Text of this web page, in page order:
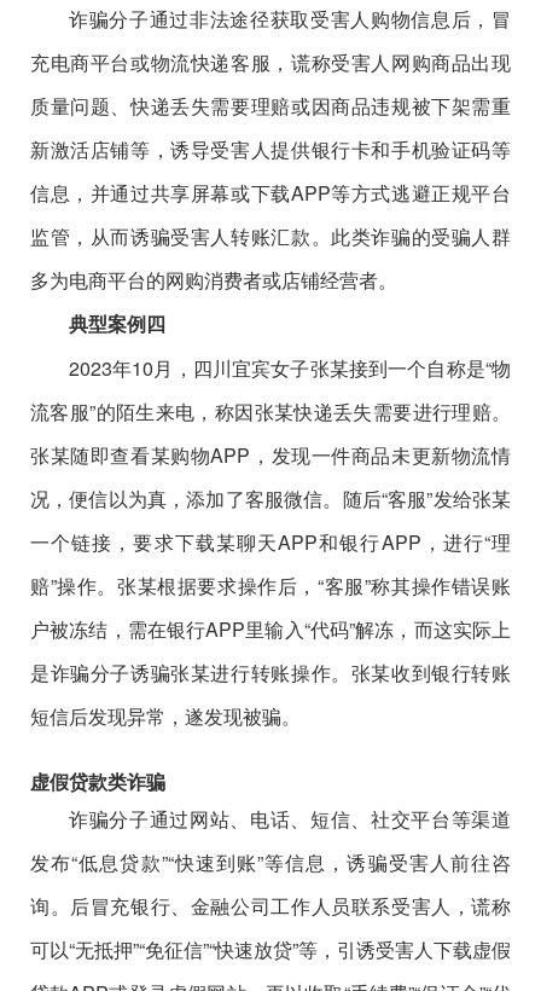
诈骗分子通过非法途径获取受害人购物信息后，冒
充电商平台或物流快递客服，谎称受害人网购商品出现
质量问题、快递丢失需要理赔或因商品违规被下架需重
新激活店铺等，诱导受害人提供银行卡和手机验证码等
信息，并通过共享屏幕或下载APP等方式逃避正规平台
监管，从而诱骗受害人转账汇款。此类诈骗的受骗人群
多为电商平台的网购消费者或店铺经营者。
典型案例四
2023年10月，四川宜宾女子张某接到一个自称是“物
流客服”的陌生来电，称因张某快递丢失需要进行理赔。
张某随即查看某购物APP，发现一件商品未更新物流情
况，便信以为真，添加了客服微信。随后“客服”发给张某
一个链接，要求下载某聊天APP和银行APP，进行“理
赔”操作。张某根据要求操作后，“客服”称其操作错误账
户被冻结，需在银行APP里输入“代码”解冻，而这实际上
是诈骗分子诱骗张某进行转账操作。张某收到银行转账
短信后发现异常，遂发现被骗。
虚假贷款类诈骗
诈骗分子通过网站、电话、短信、社交平台等渠道
发布“低息贷款”“快速到账”等信息，诱骗受害人前往咨
询。后冒充银行、金融公司工作人员联系受害人，谎称
可以“无抵押”“免征信”“快速放贷”等，引诱受害人下载虚假